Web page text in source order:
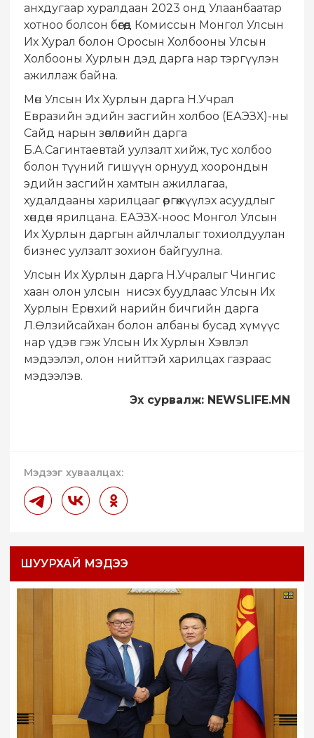
анхдугаар хуралдаан 2023 онд Улаанбаатар
хотноо болсон бөгөөд Комиссын Монгол Улсын
Их Хурал болон Оросын Холбооны Улсын
Холбооны Хурлын дэд дарга нар тэргүүлэн
ажиллаж байна.
Мөн Улсын Их Хурлын дарга Н.Учрал
Евразийн эдийн засгийн холбоо (ЕАЭЗХ)-ны
Сайд нарын зөвлөлийн дарга
Б.А.Сагинтаевтай уулзалт хийж, тус холбоо
болон түүний гишүүн орнууд хоорондын
эдийн засгийн хамтын ажиллагаа,
худалдааны харилцааг өргөжүүлэх асуудлыг
хөндөн ярилцана. ЕАЭЗХ-ноос Монгол Улсын
Их Хурлын даргын айлчлалыг тохиолдуулан
бизнес уулзалт зохион байгуулна.
Улсын Их Хурлын дарга Н.Учралыг Чингис
хаан олон улсын нисэх буудлаас Улсын Их
Хурлын Ерөнхий нарийн бичгийн дарга
Л.Өлзийсайхан болон албаны бусад хүмүүс
нар үдэв гэж Улсын Их Хурлын Хэвлэл
мэдээлэл, олон нийттэй харилцах газраас
мэдээлэв.
Эх сурвалж: NEWSLIFE.MN
Мэдээг хуваалцах:
ШУУРХАЙ МЭДЭЭ